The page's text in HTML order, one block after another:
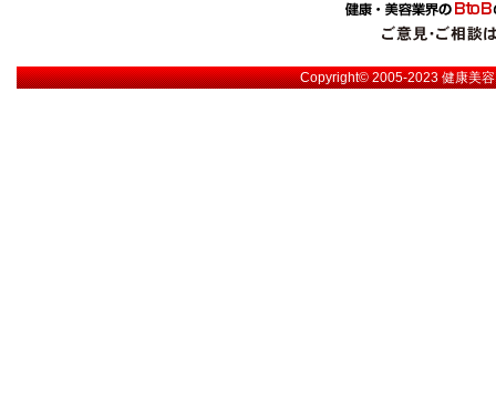
Copyright© 2005-2023健康美